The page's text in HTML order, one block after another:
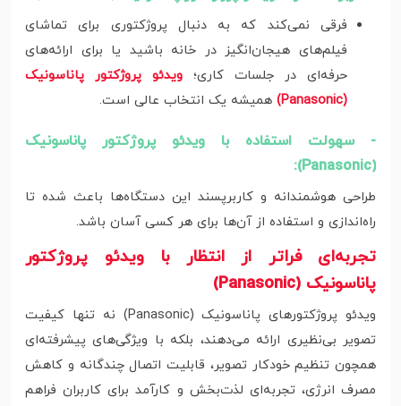
فرقی نمی‌کند که به دنبال پروژکتوری برای تماشای
فیلم‌های هیجان‌انگیز در خانه باشید یا برای ارائه‌های
حرفه‌ای در جلسات کاری؛ ویدئو پروژکتور پاناسونیک
(Panasonic)
همیشه یک انتخاب عالی است.
- سهولت استفاده با ویدئو پروژکتور پاناسونیک
(Panasonic):
طراحی هوشمندانه و کاربرپسند این دستگاه‌ها باعث شده تا
راه‌اندازی و استفاده از آن‌ها برای هر کسی آسان باشد.
تجربه‌ای فراتر از انتظار با ویدئو پروژکتور
پاناسونیک (Panasonic)
ویدئو پروژکتورهای پاناسونیک (Panasonic) نه تنها کیفیت
تصویر بی‌نظیری ارائه می‌دهند، بلکه با ویژگی‌های پیشرفته‌ای
همچون تنظیم خودکار تصویر، قابلیت اتصال چندگانه و کاهش
مصرف انرژی، تجربه‌ای لذت‌بخش و کارآمد برای کاربران فراهم